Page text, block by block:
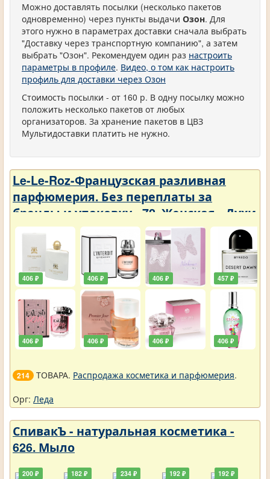
Можно доставлять посылки (несколько пакетов
одновременно) через пункты выдачи Озон. Для
этого нужно в параметрах доставки сначала выбрать
"Доставку через транспортную компанию", а затем
выбрать "Озон". Рекомендуем один раз настроить
параметры в профиле. Видео, о том как настроить
профиль для доставки через Озон
Стоимость посылки - от 160 р. В одну посылку можно
положить несколько пакетов от любых
организаторов. За хранение пакетов в ЦВЗ
Мультидоставки платить не нужно.
Le-Le-Roz-Французская разливная
парфюмерия. Без переплаты за
бренды и упаковку - 72. Женская - Духи
3 ml
406 ₽
406 ₽
406 ₽
406 ₽
406 ₽
406 ₽
457 ₽
406 ₽
214 ТОВАРА. Распродажа косметика и парфюмерия.
Орг: Леда
СпивакЪ - натуральная косметика -
626. Мыло
200 ₽ 182 ₽ 234 ₽ 192 ₽ 192 ₽